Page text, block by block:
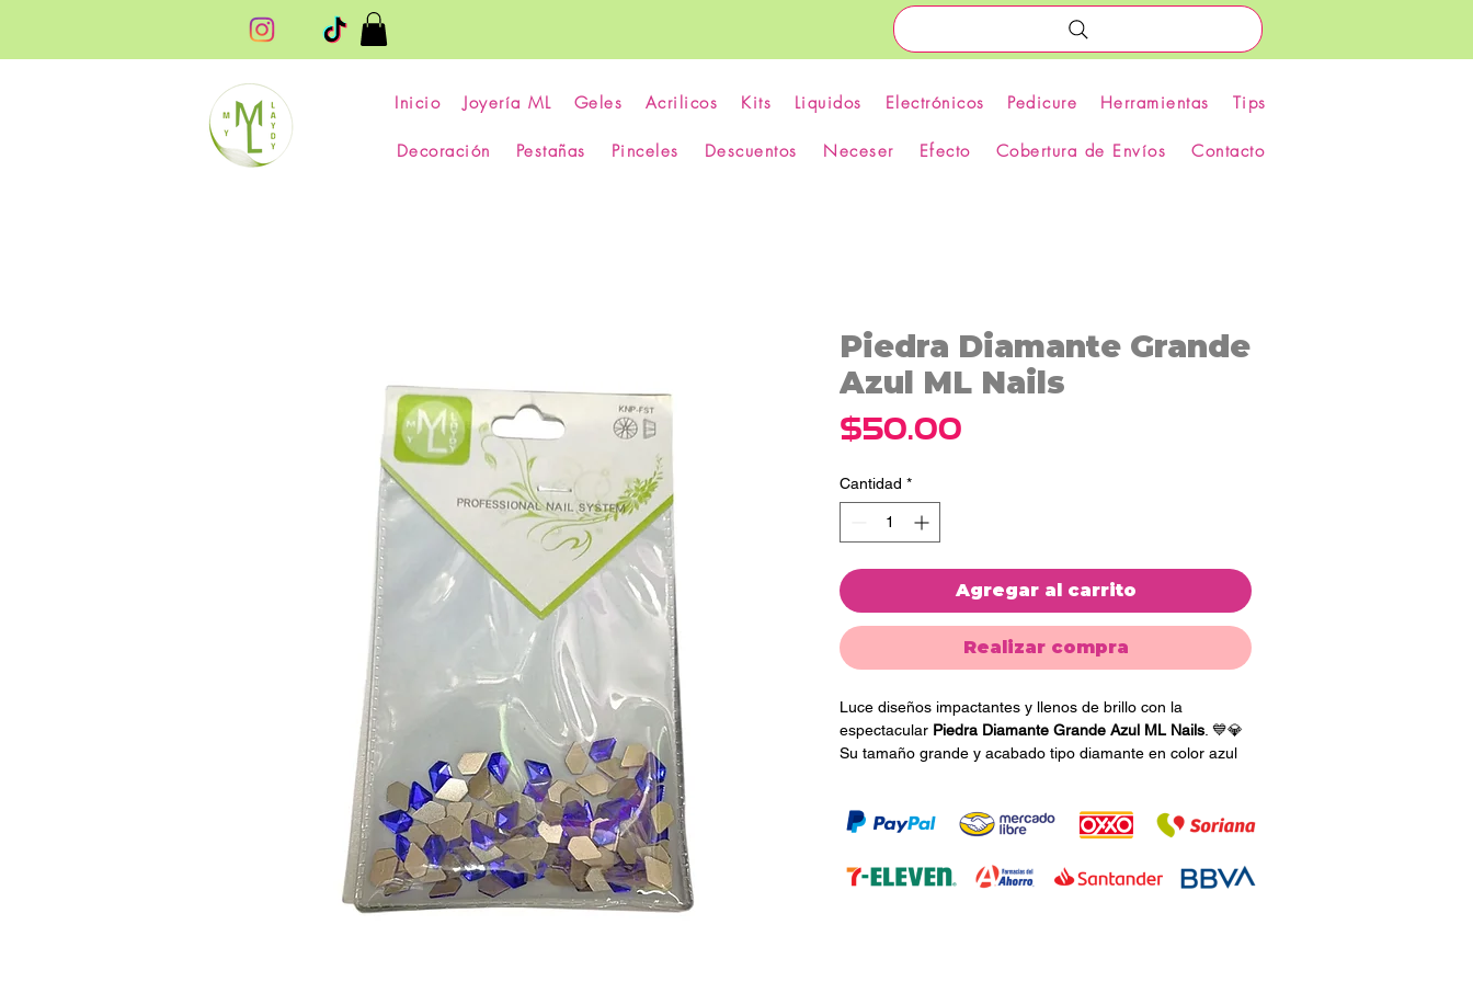
Inicio Joyería ML Geles Acrilicos Kits Liquidos Electrónicos Pedicure Herramientas Tips
Decoración Pestañas Pinceles Descuentos Neceser Efecto Cobertura de Envíos Contacto
Piedra Diamante Grande
Azul ML Nails
$50.00
Cantidad *
Agregar al carrito
Realizar compra
Luce diseños impactantes y llenos de brillo con la
espectacular Piedra Diamante Grande Azul ML Nails . 💙💎
Su tamaño grande y acabado tipo diamante en color azul
Perfecta para aplicaciones en uñas acrílicas, gelish, polygel
y decoraciones nail art profesionales, esta piedra
decorativa ayuda a destacar cualquier diseño con un
efecto brillante y sofisticado. Su intenso color azul aporta